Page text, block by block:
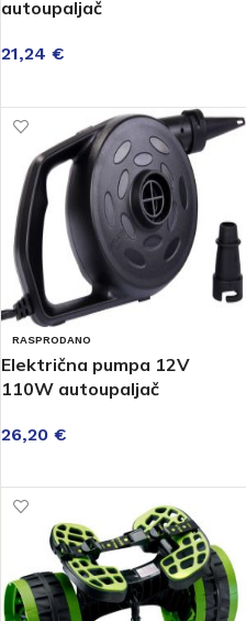
autoupaljač
21,24 €
RASPRODANO
Električna pumpa 12V
110W autoupaljač
26,20 €